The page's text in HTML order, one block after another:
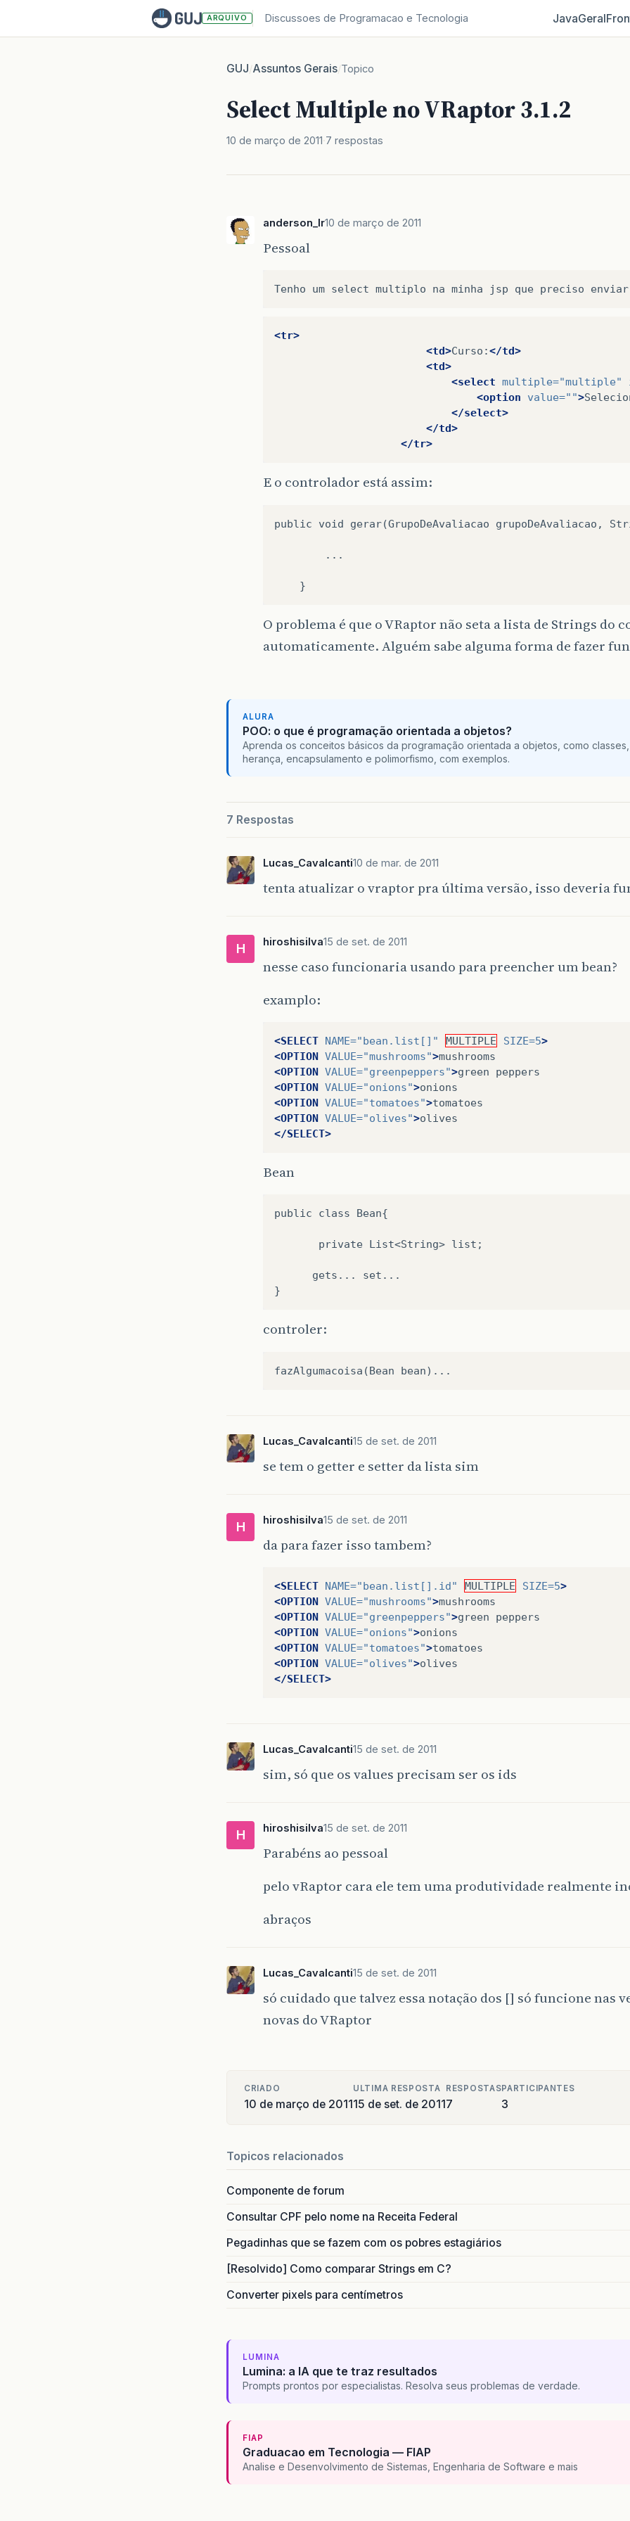
ARQUIVO Discussoes de Programacao e Tecnologia JavaGeral
GUJ/Assuntos Gerais/Topico
Select Multiple no VRaptor 3.1.2
10 de março de 2011 7 respostas
anderson_lr10 de março de 2011
Pessoal
<tr>
<td>Curso:</td>
<td>
<select multiple="multiple"
<option
value="">
</select>
</td>
</tr>
E o controlador está assim:
public void gerar(GrupoDeAvaliacao grupoDeAvaliacao,
        ...
O problema é que o VRaptor não seta a lista de Strings do
automaticamente. Alguém sabe alguma forma de fazer
ALURA
POO: o que é programação orientada a objetos?
Aprenda os conceitos básicos da programação orientada a objetos, como classes,
herança, encapsulamento e polimorfismo, com exemplos.
7 Respostas
Lucas_Cavalcanti10 de mar. de 2011
tenta atualizar o vraptor pra última versão, isso deveria
H hiroshisilva15 de set. de 2011
nesse caso funcionaria usando para preencher um bean?
examplo:
<SELECT NAME="bean.list[]" MULTIPLE SIZE=5>
<OPTION VALUE="mushrooms">
<OPTION VALUE="greenpeppers">green
<OPTION VALUE="onions">
<OPTION VALUE="tomatoes">
<OPTION VALUE="olives">
</SELECT>
Bean
public class Bean{
       private List<String> list;
      gets... set...
controler:
Lucas_Cavalcanti15 de set. de 2011
se tem o getter e setter da lista sim
H hiroshisilva15 de set. de 2011
da para fazer isso tambem?
<SELECT NAME="bean.list[].id" MULTIPLE SIZE=5>
<OPTION VALUE="mushrooms">mushrooms
<OPTION VALUE="greenpeppers">green
peppers
<OPTION VALUE="onions">onions
<OPTION VALUE="tomatoes">tomatoes
<OPTION VALUE="olives">olives
</SELECT>
Lucas_Cavalcanti15 de set. de 2011
sim, só que os values precisam ser os ids
H hiroshisilva15 de set. de 2011
Parabéns ao pessoal
pelo vRaptor cara ele tem uma produtividade realmente
abraços
Lucas_Cavalcanti15 de set. de 2011
só cuidado que talvez essa notação dos [] só funcione nas
novas do VRaptor
CRIADO
10 de março de 2011
ULTIMA RESPOSTA
15 de set. de 2011
RESPOSTAS
7
PARTICIPANTES
3
Topicos relacionados
Componente de forum
Consultar CPF pelo nome na Receita Federal
Pegadinhas que se fazem com os pobres estagiários
[Resolvido] Como comparar Strings em C?
Converter pixels para centímetros
LUMINA
Lumina: a IA que te traz resultados
Prompts prontos por especialistas. Resolva seus problemas de verdade.
FIAP
Graduacao em Tecnologia — FIAP
Analise e Desenvolvimento de Sistemas, Engenharia de Software e mais